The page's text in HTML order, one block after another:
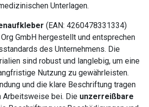
Unterlagen.
(EAN: 4260478331334)
GmbH hergestellt und entsprechen
des Unternehmens. Die
sind robust und langlebig, um eine
Nutzung zu gewährleisten.
und die klare Beschriftung tragen
Arbeitsweise bei. Die unzerreißbare